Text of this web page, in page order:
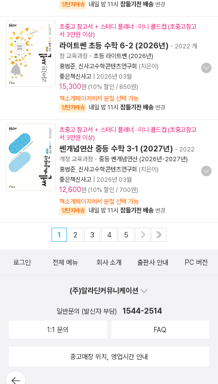
양탄자배송 내일 밤 11시 잠들기전 배송 변경
초중고 참고서 + 스터디 플래너 · 미니 콜드컵 (초중고참고
서 3만원 이상)
라이트쎈 초등 수학 6-2 (2026년) - 2022 개
정 교육과정 - 초등 라이트쎈 (2026년)
홍범준 신사고수학콘텐츠연구회 (지은이)
좋은책신사고
2026년 03월
15,300원 (10% 할인 / 850원)
책소개페이지에서 분철 선택 가능
양탄자배송 내일 밤 11시 잠들기전 배송 변경
초중고 참고서 + 스터디 플래너 · 미니 콜드컵 (초중고참고
서 3만원 이상)
쎈개념연산 중등 수학 3-1 (2027년) - 2022
개정 교육과정 - 중등 쎈개념연산 (2026년-2027년)
홍범준 신사고수학콘텐츠연구회 (지은이)
좋은책신사고
2026년 03월
12,600원 (10% 할인 / 700원)
책소개페이지에서 분철 선택 가능
양탄자배송 내일 밤 11시 잠들기전 배송 변경
1 2 3 4 5
뒤로가
로그인 전체 메뉴 회사 소개 출판사 안내 PC 버전
(주)알라딘커뮤니케이션
일반문의 (발신자 부담) 1544-2514
1:1 문의 FAQ
중고매장 위치, 영업시간 안내